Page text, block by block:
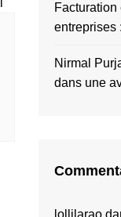
entreprises
Nirmal
dans une